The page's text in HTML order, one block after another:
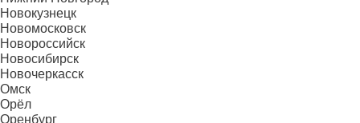
Новокузнецк
Новомосковск
Новороссийск
Новосибирск
Новочеркасск
Омск
Орёл
Оренбург